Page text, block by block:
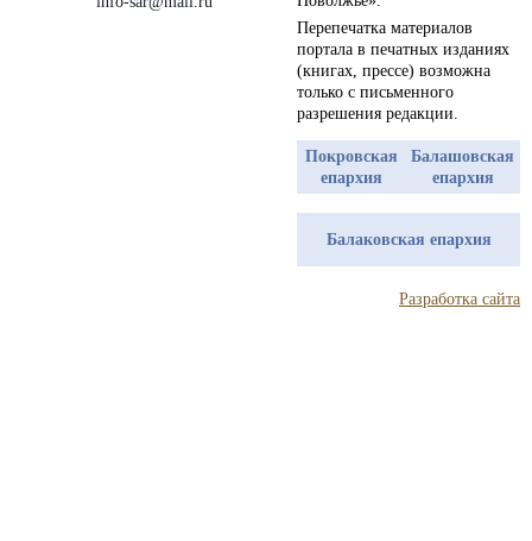
Перепечатка материалов
портала в печатных изданиях
(книгах, прессе) возможна
только с письменного
разрешения редакции.
Покровская
епархия
Балашовская
епархия
Балаковская епархия
Разработка сайта